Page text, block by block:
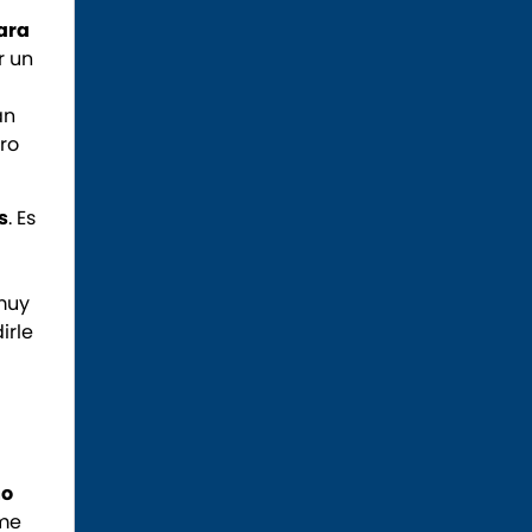
un
. Es